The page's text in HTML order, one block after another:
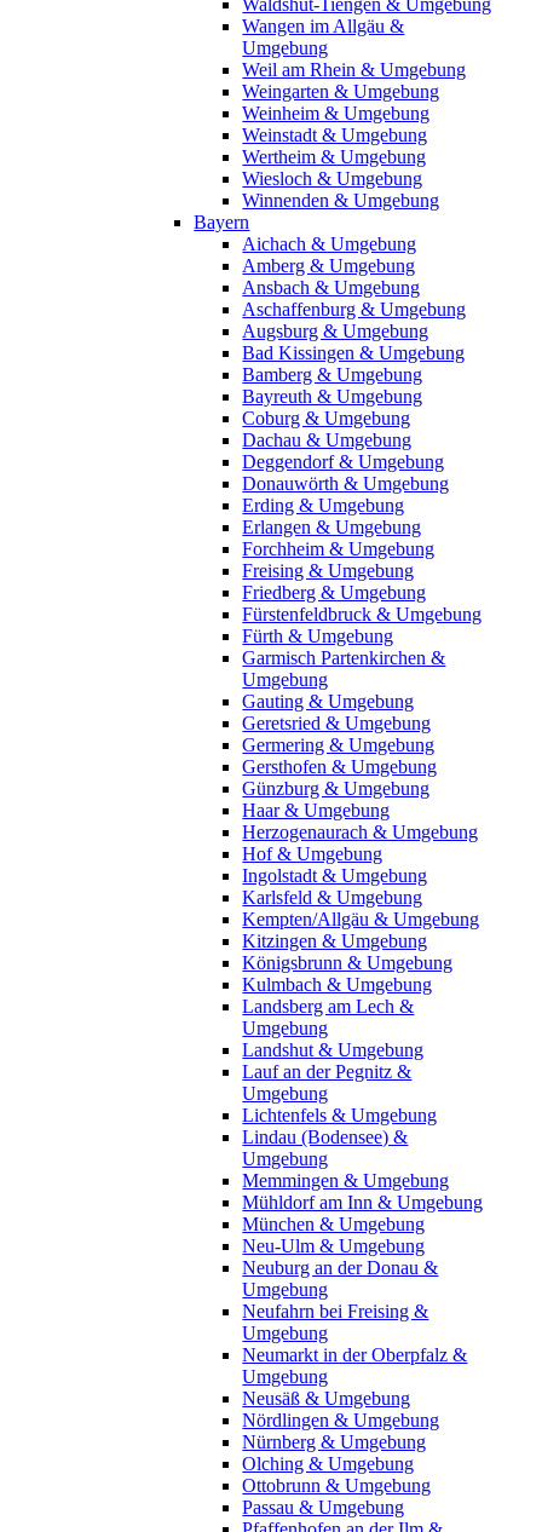
Waldshut-Tiengen & Umgebung
Wangen im Allgäu &
Umgebung
Weil am Rhein & Umgebung
Weingarten & Umgebung
Weinheim & Umgebung
Weinstadt & Umgebung
Wertheim & Umgebung
Wiesloch & Umgebung
Winnenden & Umgebung
Bayern
Aichach & Umgebung
Amberg & Umgebung
Ansbach & Umgebung
Aschaffenburg & Umgebung
Augsburg & Umgebung
Bad Kissingen & Umgebung
Bamberg & Umgebung
Bayreuth & Umgebung
Coburg & Umgebung
Dachau & Umgebung
Deggendorf & Umgebung
Donauwörth & Umgebung
Erding & Umgebung
Erlangen & Umgebung
Forchheim & Umgebung
Freising & Umgebung
Friedberg & Umgebung
Fürstenfeldbruck & Umgebung
Fürth & Umgebung
Garmisch Partenkirchen &
Umgebung
Gauting & Umgebung
Geretsried & Umgebung
Germering & Umgebung
Gersthofen & Umgebung
Günzburg & Umgebung
Haar & Umgebung
Herzogenaurach & Umgebung
Hof & Umgebung
Ingolstadt & Umgebung
Karlsfeld & Umgebung
Kempten/Allgäu & Umgebung
Kitzingen & Umgebung
Königsbrunn & Umgebung
Kulmbach & Umgebung
Landsberg am Lech &
Umgebung
Landshut & Umgebung
Lauf an der Pegnitz &
Umgebung
Lichtenfels & Umgebung
Lindau (Bodensee) &
Umgebung
Memmingen & Umgebung
Mühldorf am Inn & Umgebung
München & Umgebung
Neu-Ulm & Umgebung
Neuburg an der Donau &
Umgebung
Neufahrn bei Freising &
Umgebung
Neumarkt in der Oberpfalz &
Umgebung
Neusäß & Umgebung
Nördlingen & Umgebung
Nürnberg & Umgebung
Olching & Umgebung
Ottobrunn & Umgebung
Passau & Umgebung